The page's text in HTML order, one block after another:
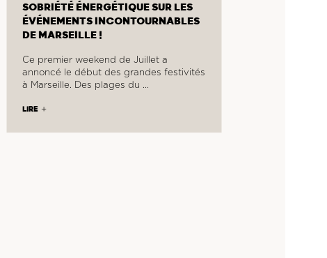
SOBRIÉTÉ ÉNERGÉTIQUE SUR LES
ÉVÉNEMENTS INCONTOURNABLES
DE MARSEILLE !
Ce premier weekend de Juillet a
annoncé le début des grandes festivités
à Marseille. Des plages du …
LIRE